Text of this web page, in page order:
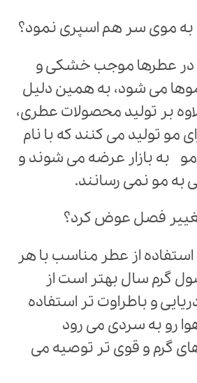
به موی سر هم اسپری نمود؟
در عطرها موجب خشکی و
می شود، به همین دلیل
بر تولید محصولات عطری،
مو تولید می کنند که با نام
به بازار عرضه می شوند و
مو نمی رسانند.
تغییر فصل عوض کرد؟
استفاده از عطر مناسب با هر
گرم سال بهتر است از
و باطراوت تر استفاده
رو به سردی می رود
های گرم و قوی تر توصیه می